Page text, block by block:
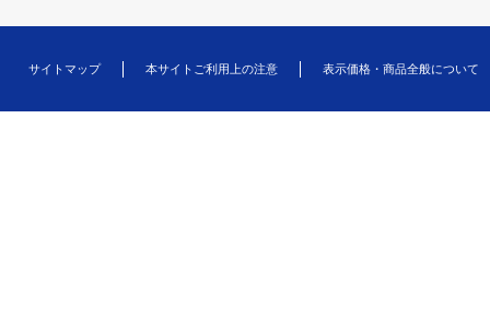
サイトマップ 本サイトご利用上の注意 表示価格・商品全般について